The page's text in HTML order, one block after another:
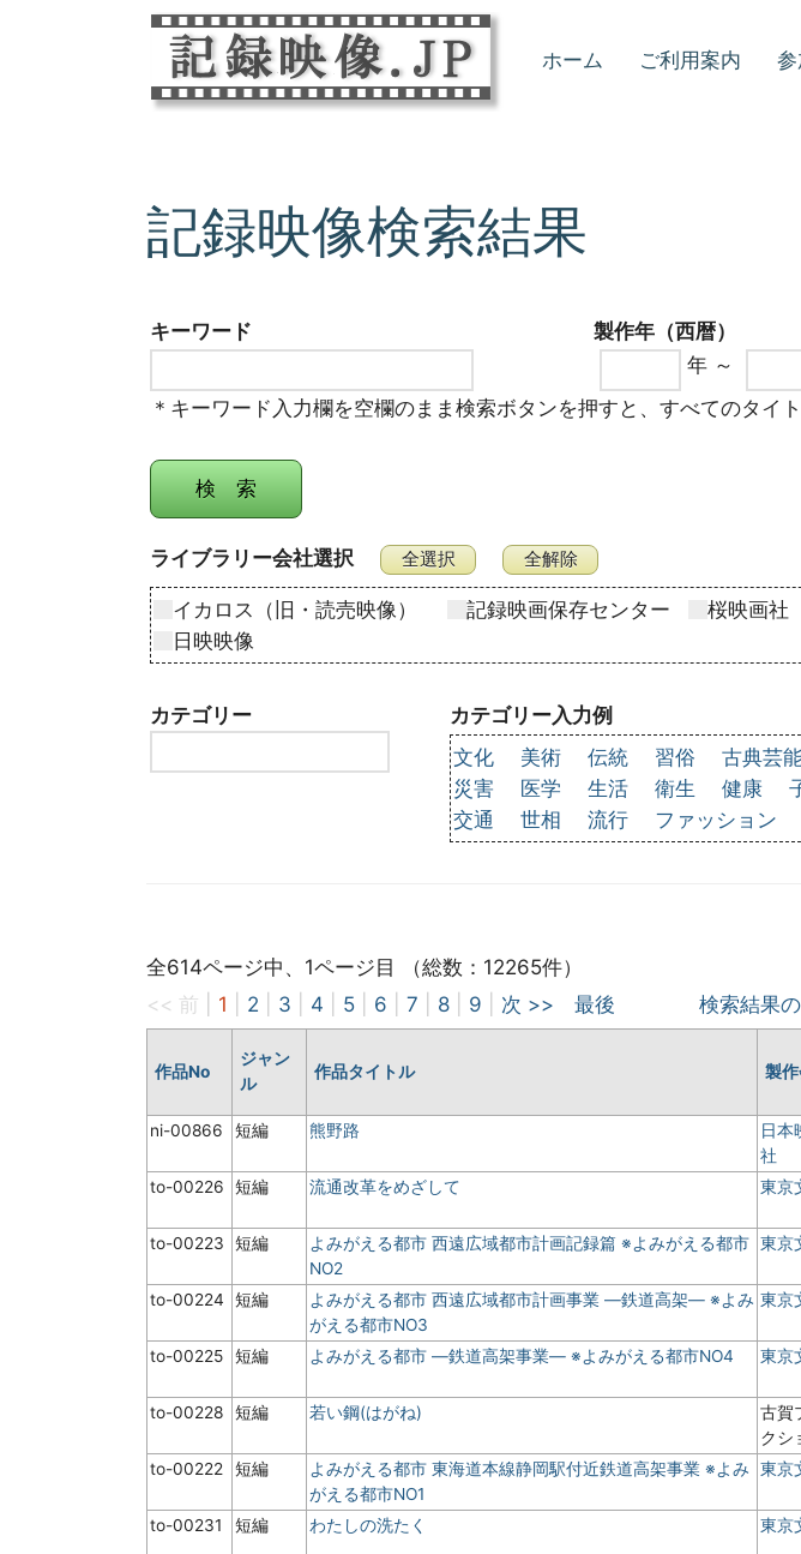
ホーム ご利用案内
記録映像検索結果
キーワード
製作年（西暦）
年 ～
＊キーワード入力欄を空欄のまま検索ボタンを押すと、すべてのタイ
ライブラリー会社選択
イカロス（旧・読売映像） 記録映画保存センター 桜映画社
日映映像
カテゴリー
カテゴリー入力例
文化
美術 伝統 習俗 古典芸
災害
医学 生活 衛生 健康
交通
世相 流行 ファッション
全614ページ中、1ページ目 （総数：12265件）
<< 前
1 2 3 4 5 6 7 8 9 次 >> 最後 検索結果
作品No
ジャン
ル
作品タイトル 製
ni-00866 短編 熊野路
日本
社
to-00226 短編 流通改革をめざして 東京
to-00223 短編
よみがえる都市 西遠広域都市計画記録篇 ※よみがえる都市
NO2
東京
to-00224 短編
よみがえる都市 西遠広域都市計画事業 ―鉄道高架― ※よみ
がえる都市NO3
東京
to-00225 短編 よみがえる都市 ―鉄道高架事業― ※よみがえる都市NO4 東京
to-00228 短編 若い鋼(はがね)
古賀
クシ
to-00222 短編
よみがえる都市 東海道本線静岡駅付近鉄道高架事業 ※よみ
がえる都市NO1
東京
to-00231 短編 わたしの洗たく 東京